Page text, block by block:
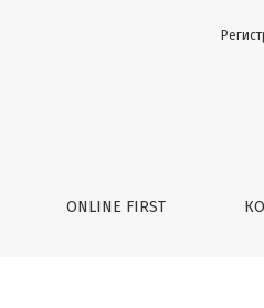
условиях пандемии COVID-
ONLINE FIRST